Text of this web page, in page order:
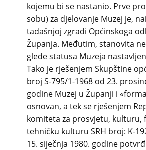
kojemu bi se nastanio. Prve
sobu) za djelovanje Muzej je,
tadašnjoj zgradi Općinskoga
Županja. Međutim, stanovita
glede statusa Muzeja
Tako je rješenjem Skupštine
broj S-795/1-1968 od 23.
godine Muzej u Županji i
osnovan, a tek se rješenjem
komiteta za prosvjetu, kulturu,
tehničku kulturu SRH broj: K-
15. siječnja 1980. godine